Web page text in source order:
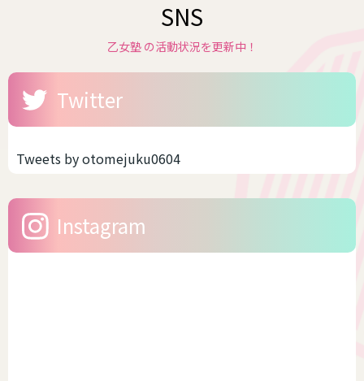
SNS
乙女塾 の活動状況を更新中！
Twitter
Tweets by otomejuku0604
Instagram